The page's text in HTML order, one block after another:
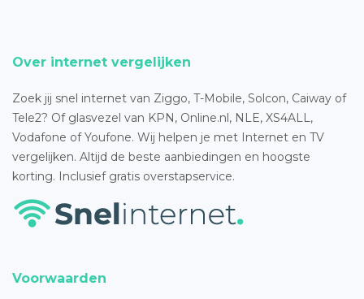
Over internet vergelijken
Zoek jij snel internet van Ziggo, T-Mobile, Solcon, Caiway of
Tele2? Of glasvezel van KPN, Online.nl, NLE, XS4ALL,
Vodafone of Youfone. Wij helpen je met Internet en TV
vergelijken. Altijd de beste aanbiedingen en hoogste
korting. Inclusief gratis overstapservice.
Voorwaarden